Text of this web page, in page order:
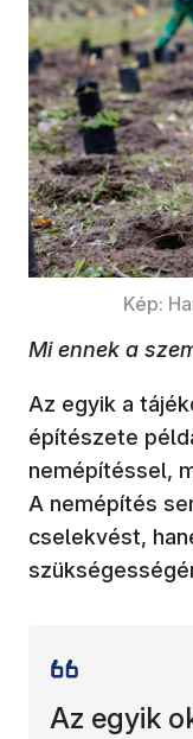
Kép:
Mi ennek a
Az egyik a
építészete
nemépítéssel,
A nemépítés
cselekvést,
Az egyik